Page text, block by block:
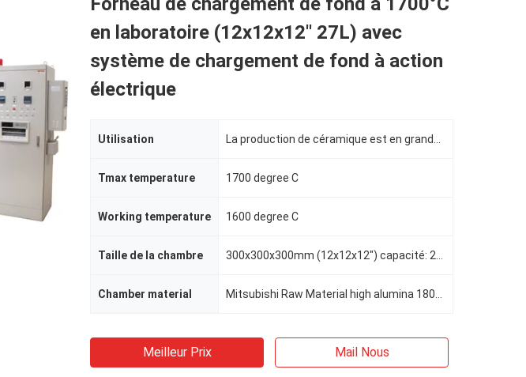
en laboratoire (12x12x12′′ 27L) avec
système de chargement de fond à action
électrique
Utilisation
Tmax temperature 1700 degree C
Working temperature 1600 degree C
Taille de la chambre
Chamber material
Meilleur Prix Mail Nous